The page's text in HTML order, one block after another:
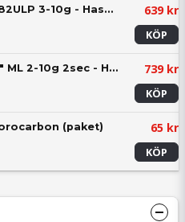
Abu Garcia Orra UL 682ULP 3-10g - Haspel 639 kr
KÖP
Westin W2 Spoon 7'1" ML 2-10g 2sec - Haspel 739 kr
KÖP
(paket) 65 kr
KÖP